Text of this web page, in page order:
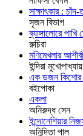
সাক্ষাৎকার : চাঁদ-
সৃজন বিভাগ
ব্যাঙ্গালোরে পাখি
রুচিরা
মণিমেখলার
ইন্দিরা মুখোপাধ্যায়
এক ডজন কিশোর
বইপোকা
একলা
অনিরুদ্ধ সেন
ইন্দোনেশিয়ার
অনিন্দিতা পাল